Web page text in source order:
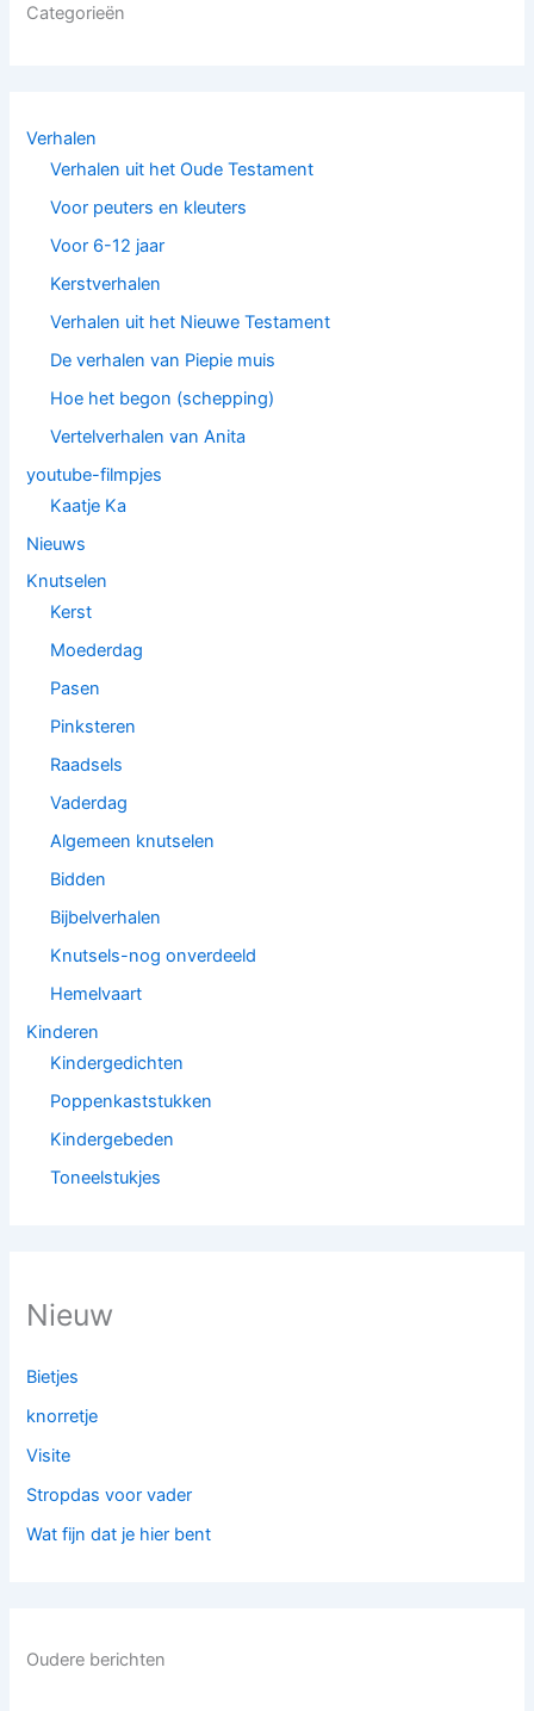
Categorieën
Verhalen
Verhalen uit het Oude Testament
Voor peuters en kleuters
Voor 6-12 jaar
Kerstverhalen
Verhalen uit het Nieuwe Testament
De verhalen van Piepie muis
Hoe het begon (schepping)
Vertelverhalen van Anita
youtube-filmpjes
Kaatje Ka
Nieuws
Knutselen
Kerst
Moederdag
Pasen
Pinksteren
Raadsels
Vaderdag
Algemeen knutselen
Bidden
Bijbelverhalen
Knutsels-nog onverdeeld
Hemelvaart
Kinderen
Kindergedichten
Poppenkaststukken
Kindergebeden
Toneelstukjes
Nieuw
Bietjes
knorretje
Visite
Stropdas voor vader
Wat fijn dat je hier bent
Oudere berichten